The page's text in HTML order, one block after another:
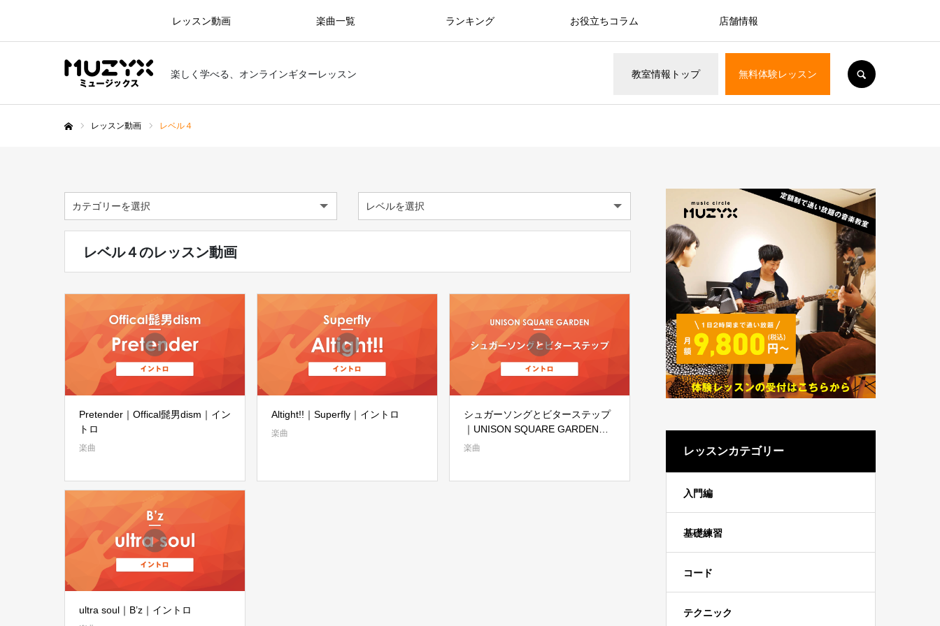
楽しく学べる、オンラインギターレッスン 教室情報 トップ 無料体験レッスン
レッスン動画 楽曲一覧 ランキング お役立ちコラム 店舗情報
レッスン動画 レベル４
レベル４のレッスン動画
Pretender｜Offical髭男dism｜イン
トロ
楽曲
Altight!!｜Superfly｜イントロ
楽曲
シュガーソングとビターステップ
｜UNISON SQUARE GARDEN｜
イントロ
楽曲
ultra soul｜B’z｜イントロ
レッスンカテゴリー
入門編
基礎練習
コード
テクニック